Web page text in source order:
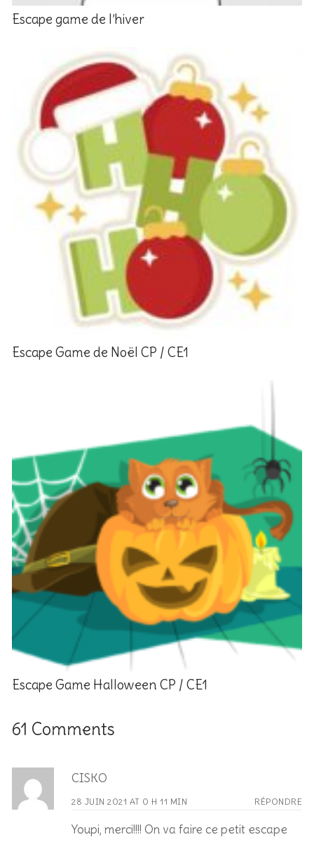
Escape game de l’hiver
Escape Game de Noël CP / CE1
Escape Game Halloween CP / CE1
61 Comments
CISKO
28 JUIN 2021 AT 0 H 11 MIN RÉPONDRE
Youpi, merci!!!! On va faire ce petit escape